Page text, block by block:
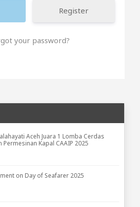
Register
your password?
Aceh Juara 1 Lomba Cerdas
Permesinan Kapal CAAIP 2025
on Day of Seafarer 2025